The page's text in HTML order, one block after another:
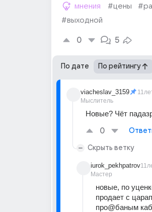
мнения #цены
#выходной
0 5
По дате По рейтингу
viacheslav_3159
Мыслитель
Новые? Чёт
0
Скрыть ветку
iurok_pekhpatrov
Мастер
новые, по
продает с
про@баным